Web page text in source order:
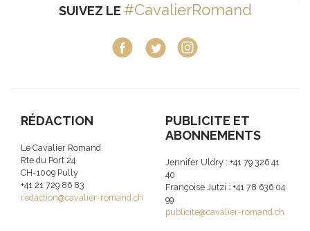
SUIVEZ LE #CavalierRomand
RÉDACTION
Le Cavalier Romand
Rte du Port 24
CH-1009 Pully
+41 21 729 86 83
redaction@cavalier-romand.ch
PUBLICITE ET
ABONNEMENTS
Jennifer Uldry : +41 79 326 41
40
Françoise Jutzi : +41 78 636 04
99
publicite@cavalier-romand.ch